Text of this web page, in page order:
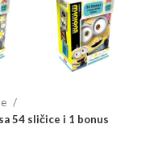
54 sličice i 1 bonus